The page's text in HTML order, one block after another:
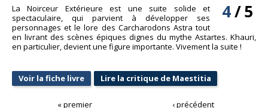
4/5
La Noirceur Extérieure est une suite solide et
spectaculaire, qui parvient à développer ses
personnages et le lore des Carcharodons Astra tout
en livrant des scènes épiques dignes du mythe Astartes. Khauri,
en particulier, devient une figure importante. Vivement la suite !
Voir la fiche livre Lire la critique de Maestitia
« premier ‹ précédent